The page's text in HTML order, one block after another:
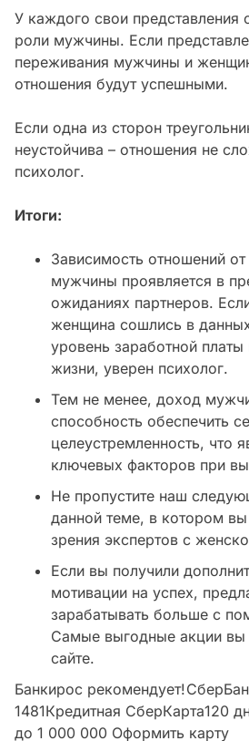
У каждого свои представления
роли мужчины. Если
переживания мужчины и
отношения будут успешными.
Если одна из сторон
неустойчива – отношения не
психолог.
Итоги:
Зависимость отношений
мужчины проявляется в
ожиданиях партнеров.
женщина сошлись в
уровень заработной платы
жизни, уверен психолог.
Тем не менее, доход
способность обеспечить
целеустремленность, что
ключевых факторов при
Не пропустите наш
данной теме, в котором вы
зрения экспертов с
Если вы получили
мотивации на успех,
зарабатывать больше с
Самые выгодные акции вы
сайте.
Банкирос рекомендует!
1481Кредитная СберКарта120
до 1 000 000 Оформить карту